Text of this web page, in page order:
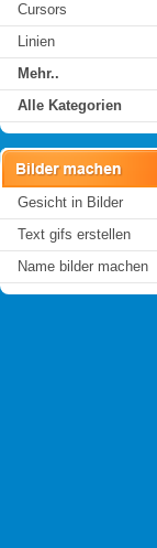
Cursors
Linien
Mehr..
Alle Kategorien
Gesicht in Bilder
Text gifs erstellen
Name bilder machen